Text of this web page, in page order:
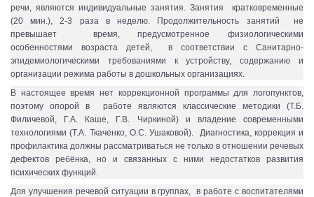
речи, являются индивидуальные занятия. Занятия кратковременные
(20 мин.), 2-3 раза в неделю. Продолжительность занятий не
превышает время, предусмотренное физиологическими
особенностями возраста детей, в соответствии с Санитарно-
эпидемиологическими требованиями к устройству, содержанию и
организации режима работы в дошкольных организациях.
В настоящее время нет коррекционной программы для логопунктов,
поэтому опорой в работе являются классические методики (Т.Б.
Филичевой, Г.А. Каше, Г.В. Чиркиной) и владение современными
технологиями (Т.А. Ткаченко, О.С. Ушаковой). Диагностика, коррекция и
профилактика должны рассматриваться не только в отношении речевых
дефектов ребёнка, но и связанных с ними недостатков развития
психических функций.
Для улучшения речевой ситуации в группах, в работе с воспитателями